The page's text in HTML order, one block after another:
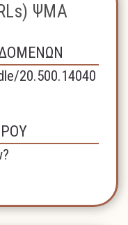
ΨΜΑ
20.500.14040